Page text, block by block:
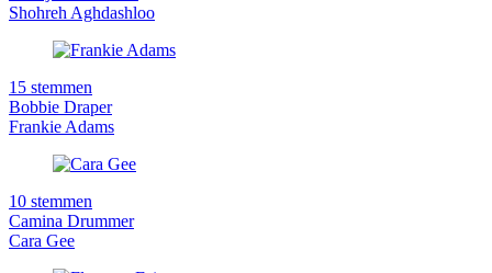
Shohreh Aghdashloo
15 stemmen
Bobbie Draper
Frankie Adams
10 stemmen
Camina Drummer
Cara Gee